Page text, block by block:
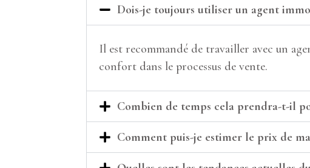
Dois-je toujours utiliser un agent
Il est recommandé de travailler avec un
confort dans le processus de vente.
Combien de temps cela prendra-t-il
Comment puis-je estimer le prix de